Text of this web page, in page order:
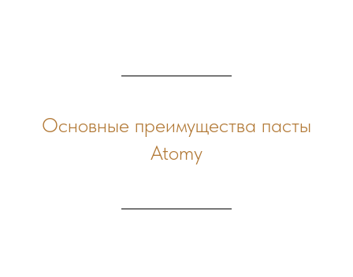
Основные преимущества пасты
Atomy